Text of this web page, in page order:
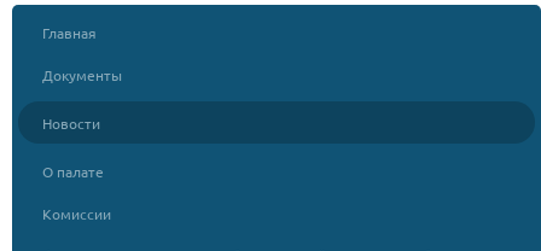
Главная
Документы
Новости
О палате
Комиссии